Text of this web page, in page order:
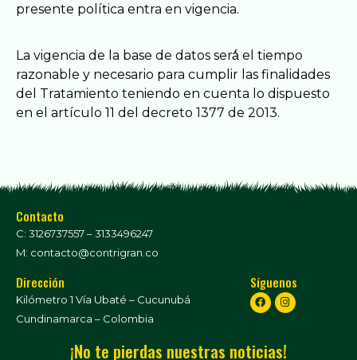
presente política entra en vigencia.
La vigencia de la base de datos será́ el tiempo
razonable y necesario para cumplir las finalidades
del Tratamiento teniendo en cuenta lo dispuesto
en el artículo 11 del decreto 1377 de 2013.
Contacto
C: 3126737557 – 3133496247
M: contacto@contrigran.co
Dirección
Kilómetro 1 Vía Ubaté – Cucunubá
Cundinamarca – Colombia
Síguenos
¡No te pierdas nuestras noticias!